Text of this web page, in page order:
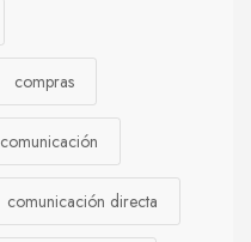
compras
comunicación
comunicación directa